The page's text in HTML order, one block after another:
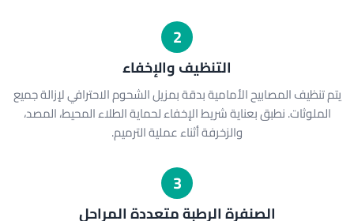
2
التنظيف والإخفاء
يتم تنظيف المصابيح الأمامية بدقة بمزيل الشحوم الاحترافي لإزالة جميع
الملوثات. نطبق بعناية شريط الإخفاء لحماية الطلاء المحيط، المصد،
والزخرفة أثناء عملية الترميم.
3
الصنفرة الرطبة متعددة المراحل